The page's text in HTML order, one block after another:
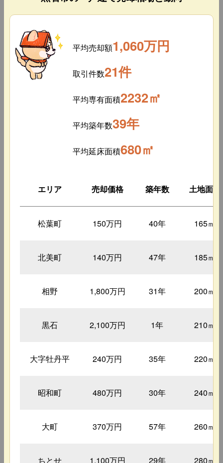
平均売却額1,060万円
取引件数21件
平均専有面積2232㎡
平均築年数39年
平均延床面積680㎡
エリア 売却価格 築年数 土地面積
松葉町 150万円 40年 165㎡
北美町 140万円 47年 185㎡
相野 1,800万円 31年 200㎡
黒石 2,100万円 1年 210㎡
大字牡丹平 240万円 35年 220㎡
昭和町 480万円 30年 240㎡
大町 370万円 57年 260㎡
ちとせ 1,100万円 29年 280㎡